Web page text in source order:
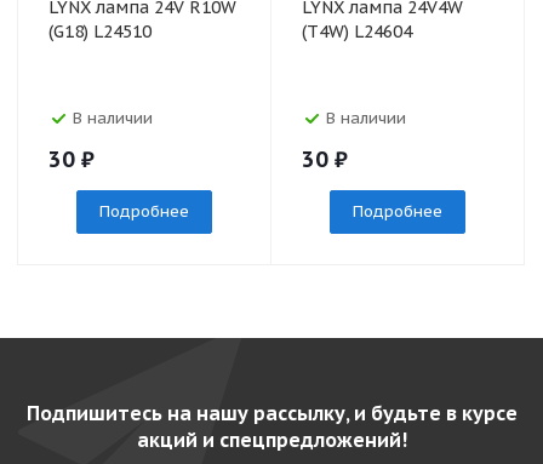
LYNX лампа 24V R10W
(G18) L24510
В наличии
30 ₽
Подробнее
LYNX лампа 24V4W
(T4W) L24604
В наличии
30 ₽
Подробнее
Подпишитесь на нашу рассылку, и будьте в курсе
акций и спецпредложений!